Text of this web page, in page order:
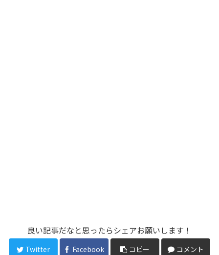
良い記事だなと思ったらシェアお願いします！
Twitter Facebook コピー コメント